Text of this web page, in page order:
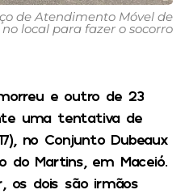
de Atendimento Móvel de
local para fazer o socorro
e outro de 23
uma tentativa de
no Conjunto Dubeaux
do Martins, em Maceió.
os dois são irmãos